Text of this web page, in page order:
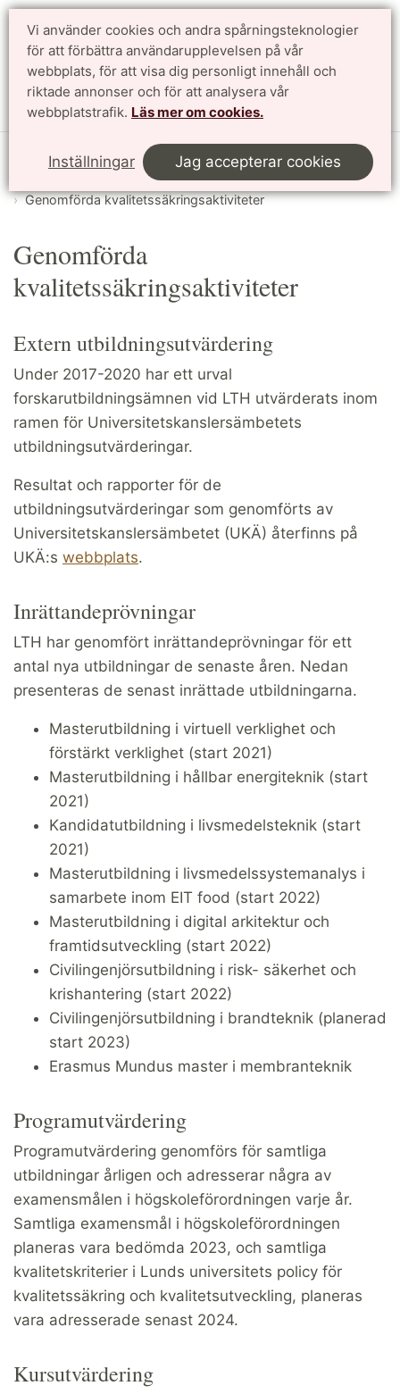
Vi använder cookies och andra spårningsteknologier
för att förbättra användarupplevelsen på vår
webbplats, för att visa dig personligt innehåll och
riktade annonser och för att analysera vår
webbplatstrafik. Läs mer om cookies.
Inställningar Jag accepterar cookies
Sök
Kvalitetsarbete och utvärdering av utbildning
Genomförda kvalitetssäkringsaktiviteter
Genomförda
kvalitetssäkringsaktiviteter
Extern utbildningsutvärdering
Under 2017-2020 har ett urval
forskarutbildningsämnen vid LTH utvärderats inom
ramen för Universitetskanslersämbetets
utbildningsutvärderingar.
Resultat och rapporter för de
utbildningsutvärderingar som genomförts av
Universitetskanslersämbetet (UKÄ) återfinns på
UKÄ:s webbplats.
Inrättandeprövningar
LTH har genomfört inrättandeprövningar för ett
antal nya utbildningar de senaste åren. Nedan
presenteras de senast inrättade utbildningarna.
Masterutbildning i virtuell verklighet och
förstärkt verklighet (start 2021)
Masterutbildning i hållbar energiteknik (start
2021)
Kandidatutbildning i livsmedelsteknik (start
2021)
Masterutbildning i livsmedelssystemanalys i
samarbete inom EIT food (start 2022)
Masterutbildning i digital arkitektur och
framtidsutveckling (start 2022)
Civilingenjörsutbildning i risk- säkerhet och
krishantering (start 2022)
Civilingenjörsutbildning i brandteknik (planerad
start 2023)
Erasmus Mundus master i membranteknik
Programutvärdering
Programutvärdering genomförs för samtliga
utbildningar årligen och adresserar några av
examensmålen i högskoleförordningen varje år.
Samtliga examensmål i högskoleförordningen
planeras vara bedömda 2023, och samtliga
kvalitetskriterier i Lunds universitets policy för
kvalitetssäkring och kvalitetsutveckling, planeras
vara adresserade senast 2024.
Kursutvärdering